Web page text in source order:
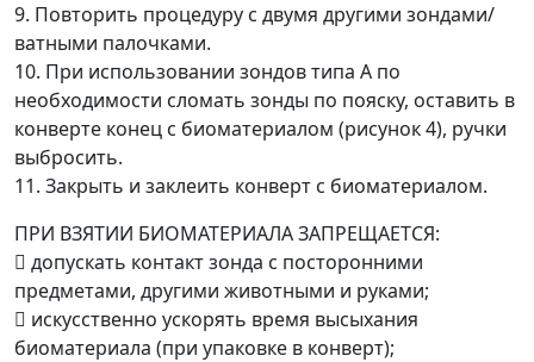
9. Повторить процедуру с двумя другими зондами/
ватными палочками.
10. При использовании зондов типа А по
необходимости сломать зонды по пояску, оставить в
конверте конец с биоматериалом (рисунок 4), ручки
выбросить.
11. Закрыть и заклеить конверт с биоматериалом.
ПРИ ВЗЯТИИ БИОМАТЕРИАЛА ЗАПРЕЩАЕТСЯ:
 допускать контакт зонда с посторонними
предметами, другими животными и руками;
 искусственно ускорять время высыхания
биоматериала (при упаковке в конверт);